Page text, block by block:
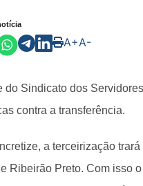
A+A-
do Sindicato dos
contra a transferência.
a terceirização
Ribeirão Preto. Com isso